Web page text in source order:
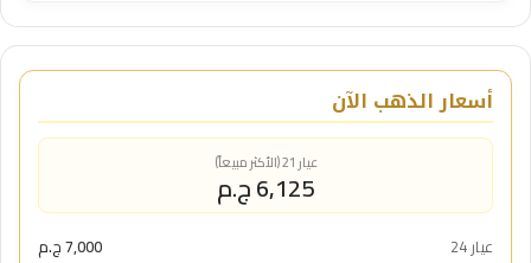
أسعار الذهب الآن
عيار 21 (الأكثر مبيعاً)
6,125 ج.م
عيار 24
7,000 ج.م